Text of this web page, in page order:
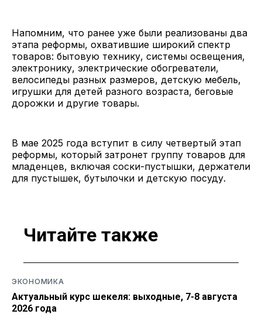
Напомним, что ранее уже были реализованы два
этапа реформы, охватившие широкий спектр
товаров: бытовую технику, системы освещения,
электронику, электрические обогреватели,
велосипеды разных размеров, детскую мебель,
игрушки для детей разного возраста, беговые
дорожки и другие товары.
В мае 2025 года вступит в силу четвертый этап
реформы, который затронет группу товаров для
младенцев, включая соски-пустышки, держатели
для пустышек, бутылочки и детскую посуду.
Читайте также
ЭКОНОМИКА
Актуальный курс шекеля: выходные, 7-8 августа
2026 года